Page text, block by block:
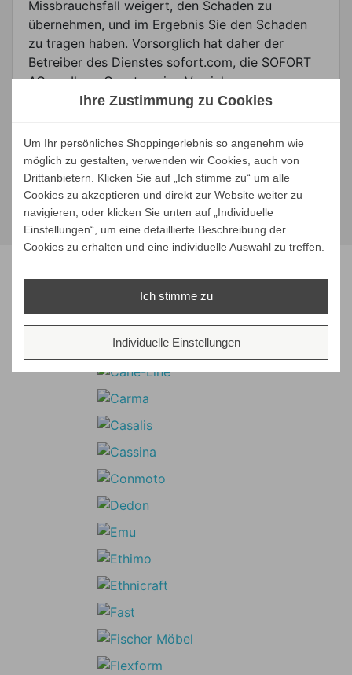
Missbrauchsfall weigert, den Schaden zu
übernehmen, und im Ergebnis Sie den Schaden
zu tragen haben. Vorsorglich hat daher der
Betreiber des Dienstes sofort.com, die SOFORT
AG, zu Ihren Gunsten eine Versicherung
abgeschlossen, die Schäden bei Missbrauch nach
wiedergegebenen Versicherungsbedingungen
ersetzt. Hierdurch werden Sie im Rahmen des
Versicherungsumfanges vor etwaigen
Haftungsrisiken geschützt.
Unsere Marken
Ihre Zustimmung zu Cookies
Um Ihr persönliches Shoppingerlebnis so angenehm wie
möglich zu gestalten, verwenden wir Cookies, auch von
Drittanbietern. Klicken Sie auf „Ich stimme zu“ um alle
Cookies zu akzeptieren und direkt zur Website weiter zu
navigieren; oder klicken Sie unten auf „Individuelle
Einstellungen“, um eine detaillierte Beschreibung der
Cookies zu erhalten und eine individuelle Auswahl zu treffen.
Ich stimme zu
Individuelle Einstellungen